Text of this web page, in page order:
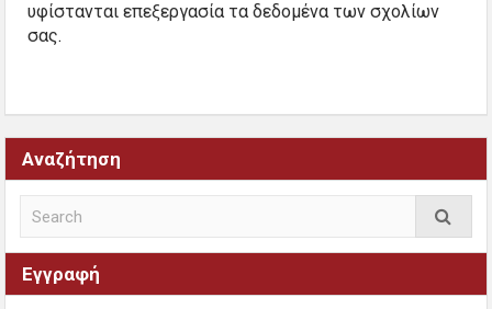
υφίστανται επεξεργασία τα δεδομένα των σχολίων
σας.
Αναζήτηση
Εγγραφή